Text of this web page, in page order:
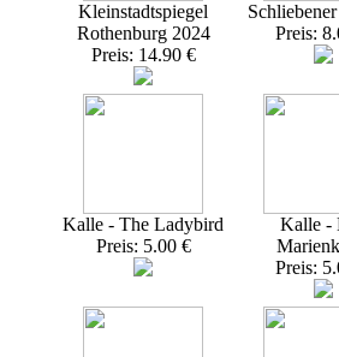
Kleinstadtspiegel
Rothenburg 2024
Preis: 14.90 €
Preis:
Kalle - The Ladybird
Preis: 5.00 €
Kalle -
Preis: